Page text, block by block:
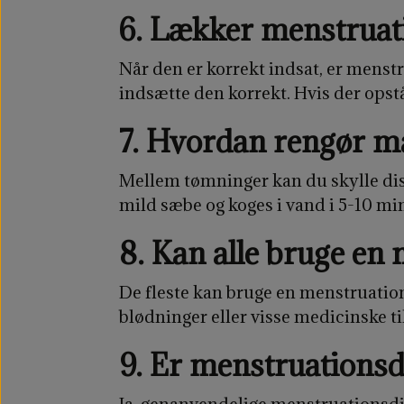
6. Lækker
Når den er korrekt indsat, er
indsætte den korrekt. Hvis der
7. Hvordan rengør
Mellem tømninger kan du skylle
mild sæbe og koges i vand i 5-10
8. Kan alle bruge
De fleste kan bruge en
blødninger eller visse medicinske
9. Er